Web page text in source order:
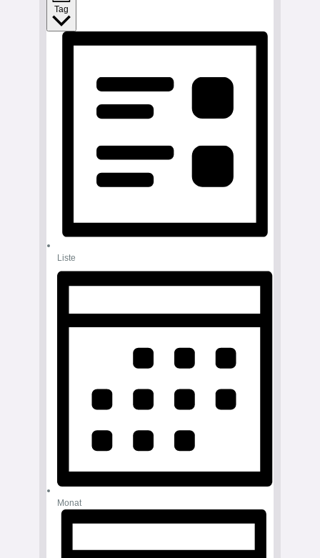
Tag
Liste
Monat